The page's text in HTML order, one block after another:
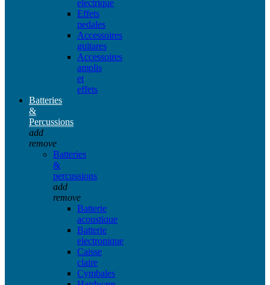
electrique
Effets
pedales
Accessoires
guitares
Accessoires
amplis
et
effets
Batteries
&
Percussions
add
remove
Batteries
&
percussions
add
remove
Batterie
acoustique
Batterie
electronique
Caisse
claire
Cymbales